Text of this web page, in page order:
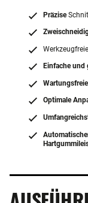
Präzise
Einfache und
Wartungsfreie
Optimale